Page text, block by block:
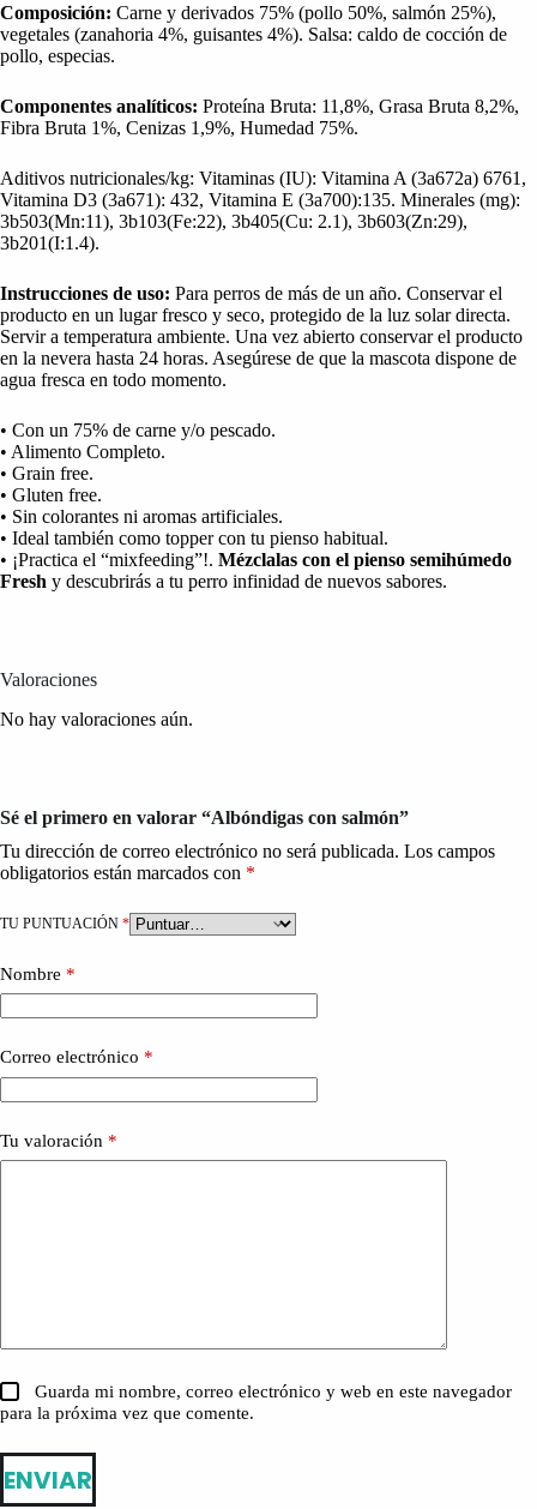
Composición: Carne y derivados 75% (pollo 50%, salmón 25%),
vegetales (zanahoria 4%, guisantes 4%). Salsa: caldo de cocción de
pollo, especias.
Componentes analíticos: Proteína Bruta: 11,8%, Grasa Bruta 8,2%,
Fibra Bruta 1%, Cenizas 1,9%, Humedad 75%.
Aditivos nutricionales/kg: Vitaminas (IU): Vitamina A (3a672a) 6761,
Vitamina D3 (3a671): 432, Vitamina E (3a700):135. Minerales (mg):
3b503(Mn:11), 3b103(Fe:22), 3b405(Cu: 2.1), 3b603(Zn:29),
3b201(I:1.4).
Instrucciones de uso: Para perros de más de un año. Conservar el
producto en un lugar fresco y seco, protegido de la luz solar directa.
Servir a temperatura ambiente. Una vez abierto conservar el producto
en la nevera hasta 24 horas. Asegúrese de que la mascota dispone de
agua fresca en todo momento.
• Con un 75% de carne y/o pescado.
• Alimento Completo.
• Grain free.
• Gluten free.
• Sin colorantes ni aromas artificiales.
• Ideal también como topper con tu pienso habitual.
• ¡Practica el “mixfeeding”!. Mézclalas con el pienso semihúmedo
Fresh y descubrirás a tu perro infinidad de nuevos sabores.
Valoraciones
No hay valoraciones aún.
Sé el primero en valorar “Albóndigas con salmón”
Tu dirección de correo electrónico no será publicada. Los campos
obligatorios están marcados con *
TU PUNTUACIÓN *
Nombre *
Correo electrónico *
Tu valoración *
Guarda mi nombre, correo electrónico y web en este navegador
para la próxima vez que comente.
ENVIAR